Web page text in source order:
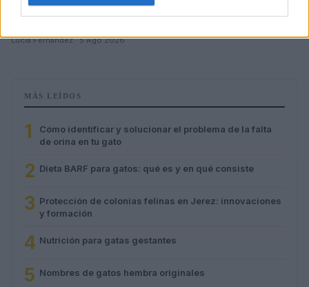
Lucía Fernández · 5 Ago 2026
MÁS LEÍDOS
1
Cómo identificar y solucionar el problema de la falta
de orina en tu gato
2 Dieta BARF para gatos: qué es y en qué consiste
3 Protección de colonias felinas en Jerez: innovaciones
y formación
4 Nutrición para gatas gestantes
5 Nombres de gatos hembra originales